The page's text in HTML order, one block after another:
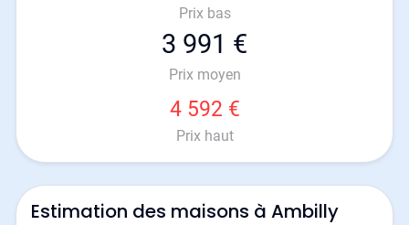
Prix bas
3 991 €
Prix moyen
4 592 €
Prix haut
Estimation des maisons à Ambilly